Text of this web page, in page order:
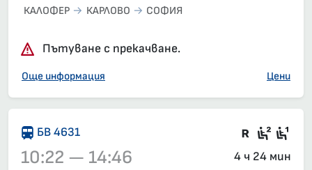
КАЛОФЕР КАРЛОВО СОФИЯ
Пътуване с прекачване.
Още информация Цени
БВ 4631 Във
10:22 — 14:46 4 ч 24 мин